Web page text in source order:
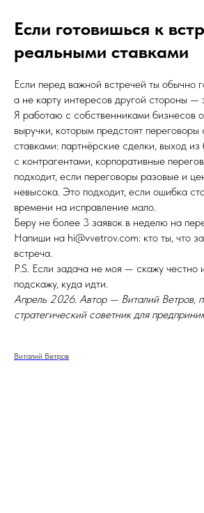
Если готовишься к
реальными ставками
Если перед важной встречей ты обычно
а не карту интересов другой стороны —
Я работаю с собственниками бизнесов
выручки, которым предстоят
ставками: партнёрские сделки, выход
с контрагентами, корпоративные
подходит, если переговоры разовые и
невысока. Это подходит, если ошибка
времени на исправление мало.
Беру не более 3 заявок в неделю на
Напиши на hi@vvetrov.com: кто ты, что
встреча.
P.S. Если задача не моя — скажу честно
подскажу, куда идти.
Апрель 2026. Автор — Виталий Ветров,
стратегический советник для
Виталий Ветров